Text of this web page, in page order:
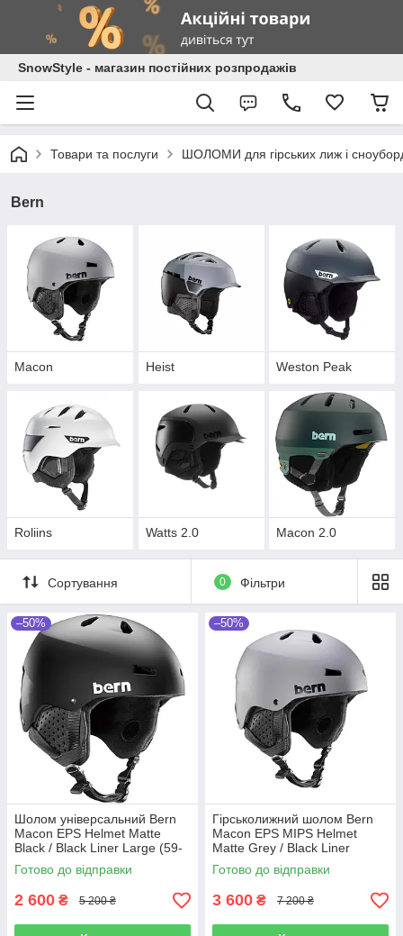
SnowStyle - магазин постійних розпродажів
Товари та послуги ШОЛОМИ для гірських лиж і
Bern
Macon Heist Weston Peak
Roliins Watts 2.0 Macon 2.0
Сортування 0 Фільтри
–50%
Шолом універсальний Bern
Macon EPS Helmet Matte
Black / Black Liner Large (59-
63cm)
Готово до відправки
2 600 ₴ 5 200 ₴
–50%
Гірськолижний шолом Bern
Macon EPS MIPS Helmet
Matte Grey / Black Liner
Medium (55-59cm)
Готово до відправки
3 600 ₴ 7 200 ₴